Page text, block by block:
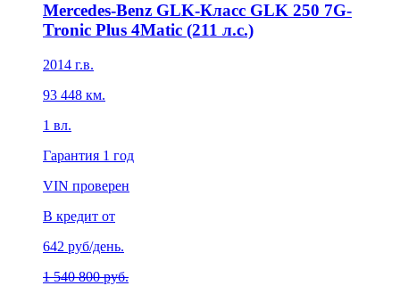
Mercedes-Benz GLK-Класс GLK 250 7G-
Tronic Plus 4Matic (211 л.с.)
2014 г.в.
93 448 км.
1 вл.
Гарантия 1 год
VIN проверен
В кредит от
642 руб/день.
1 540 800 руб.